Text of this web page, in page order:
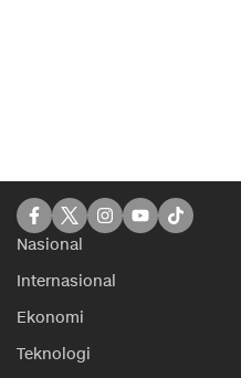
Nasional
Internasional
Ekonomi
Teknologi